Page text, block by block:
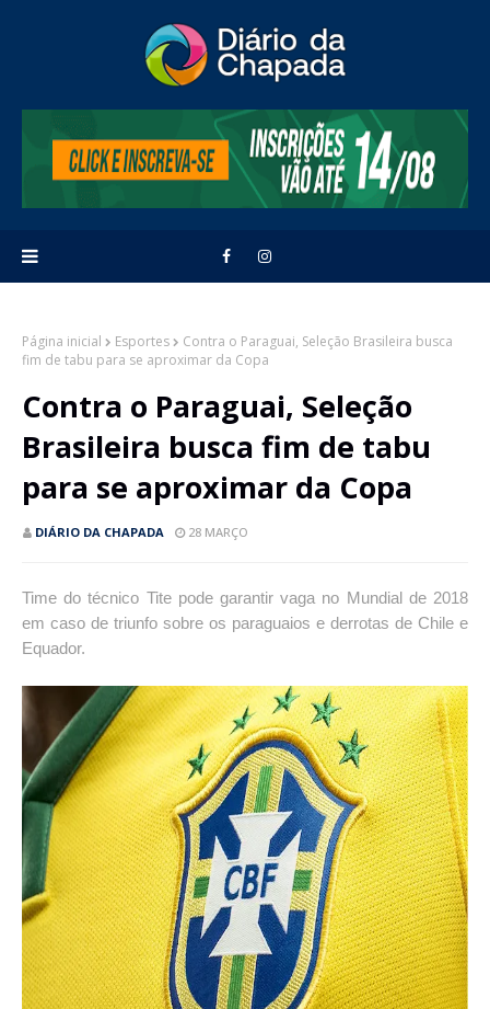
Página inicial Esportes
Contra o Paraguai, Seleção Brasileira busca
fim de tabu para se aproximar da Copa
Contra o Paraguai, Seleção
Brasileira busca fim de tabu
para se aproximar da Copa
DIÁRIO DA CHAPADA 28 MARÇO
Time do técnico Tite pode garantir vaga no Mundial de 2018
em caso de triunfo sobre os paraguaios e derrotas de Chile e
Equador.